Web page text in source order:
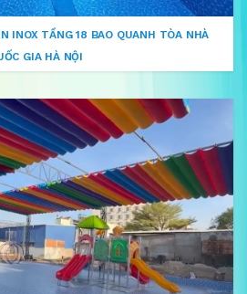
INOX TẦNG 18 BAO QUANH TÒA NHÀ
GIA HÀ NỘI